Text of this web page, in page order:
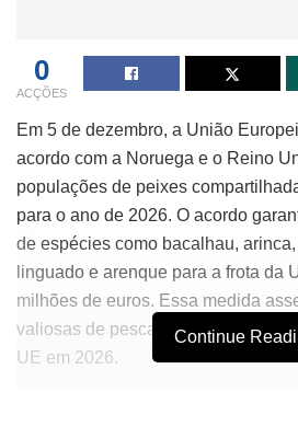
0
ACÇÕES
Em 5 de dezembro, a União
acordo com a Noruega e o Reino
populações de peixes
para o ano de 2026. O acordo
de espécies como bacalhau,
linguado e arenque para a frota da
milhões de euros. Essa medida
valiosas de pesca e oferece
UE em 2026.
Continue